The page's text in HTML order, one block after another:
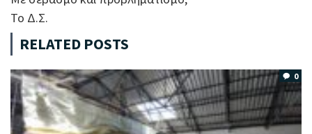
Το Δ.Σ.
RELATED POSTS
0